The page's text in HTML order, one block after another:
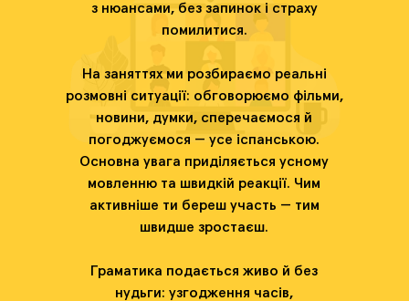
з нюансами, без запинок і страху
помилитися.
На заняттях ми розбираємо реальні
розмовні ситуації: обговорюємо фільми,
новини, думки, сперечаємося й
погоджуємося — усе іспанською.
Основна увага приділяється усному
мовленню та швидкій реакції. Чим
активніше ти береш участь — тим
швидше зростаєш.
Граматика подається живо й без
нудьги: узгодження часів,